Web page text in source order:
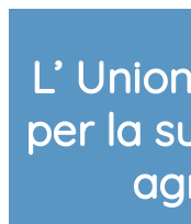
L’
per la